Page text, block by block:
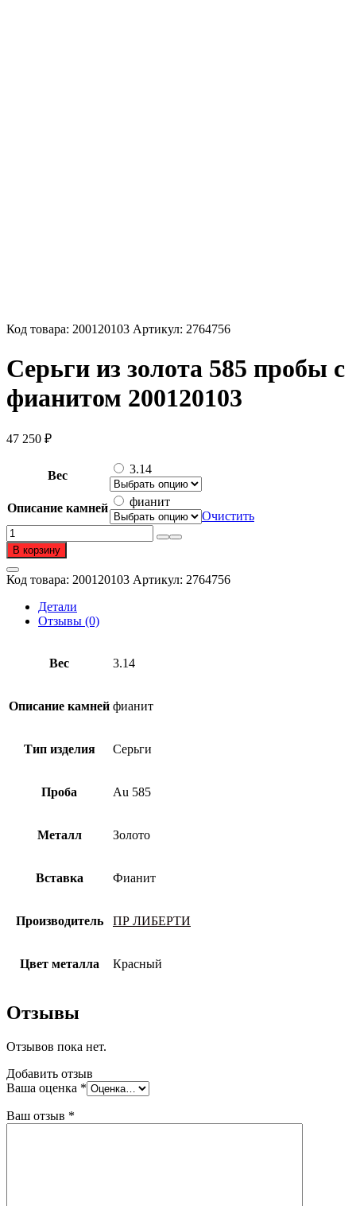
Код товара: 200120103 Артикул: 2764756
Серьги из золота 585 пробы с
фианитом 200120103
47 250 ₽
Вес 3.14
Описание камней
фианит
Очистить
Количество
товара
Серьги
из
золота
пробы
В корзину
Код товара: 200120103 Артикул: 2764756
Детали
Отзывы (0)
Вес 3.14
Описание камней фианит
Тип изделия Серьги
Проба Au 585
Металл Золото
Вставка Фианит
Производитель ПР ЛИБЕРТИ
Цвет металла Красный
Отзывы
Отзывов пока нет.
Добавить отзыв
Ваша оценка *
Ваш отзыв *